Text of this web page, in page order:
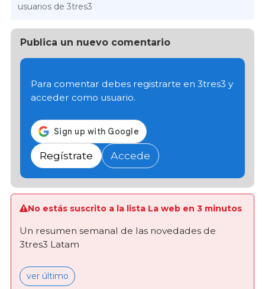
usuarios de 3tres3
Publica un nuevo comentario
Para comentar debes registrarte en 3tres3 y
acceder como usuario.
Regístrate Accede
No estás suscrito a la lista La web en 3 minutos
Un resumen semanal de las novedades de
3tres3 Latam
ver último